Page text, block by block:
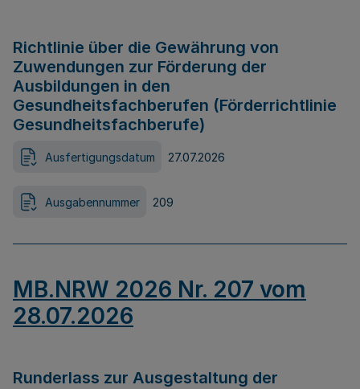
Richtlinie über die Gewährung von
Zuwendungen zur Förderung der
Ausbildungen in den
Gesundheitsfachberufen (Förderrichtlinie
Gesundheitsfachberufe)
Ausfertigungsdatum 27.07.2026
Ausgabennummer 209
MB.NRW 2026 Nr. 207 vom
28.07.2026
Runderlass zur Ausgestaltung der